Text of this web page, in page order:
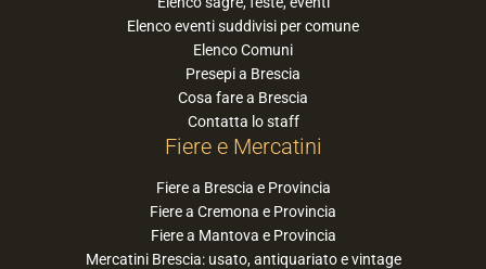
Elenco eventi suddivisi per comune
Elenco Comuni
Presepi a Brescia
Cosa fare a Brescia
Contatta lo staff
Fiere e Mercatini
Fiere a Brescia e Provincia
Fiere a Cremona e Provincia
Fiere a Mantova e Provincia
Mercatini Brescia: usato, antiquariato e vintage